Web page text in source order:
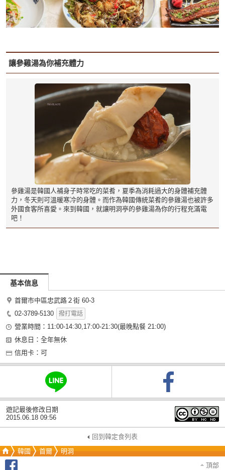
讓參雞湯為你補充體力
參雞湯是韓國人補身子時常吃的菜肴，夏季為消耗過大的身體補充體
力，冬天則可溫暖寒冷的身體。而作為韓國傳統菜肴的參雞湯也被許多
外國食客所喜愛。來到韓國，就讓明洞亭的參雞湯為你的行程充滿電
吧！
基本信息
首爾市中區忠武路２街 60-3
02-3789-5130
撥打電話
營業時間：11:00-14:30,17:00-21:30(最晚點餐 21:00)
休息日：全年無休
信用卡：可
遊記最後修改日期
2015.06.18 09:56
回到韓定食列表
韓國
首爾
明洞
頂部